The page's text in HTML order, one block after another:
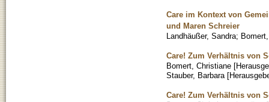
Care im Kontext von
und Maren Schreier
Landhäußer, Sandra;
Care! Zum Verhältnis von
Bomert, Christiane
Stauber, Barbara
Care! Zum Verhältnis von